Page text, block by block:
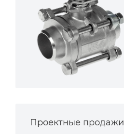
Проектные продажи